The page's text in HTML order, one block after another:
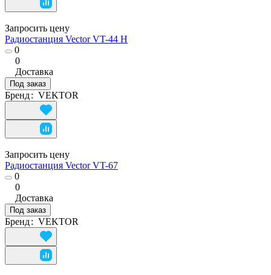
Запросить цену
Радиостанция Vector VT-44 H
0
0
Доставка
Под заказ
Бренд: VEKTOR
Запросить цену
Радиостанция Vector VT-67
0
0
Доставка
Под заказ
Бренд: VEKTOR